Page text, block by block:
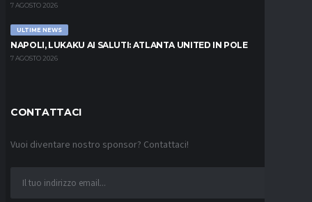
7 AGOSTO 2026
ULTIME NEWS
NAPOLI, LUKAKU AI SALUTI: ATLANTA UNITED IN POLE
7 AGOSTO 2026
CONTATTACI
Vuoi diventare nostro sponsor? Contattaci!